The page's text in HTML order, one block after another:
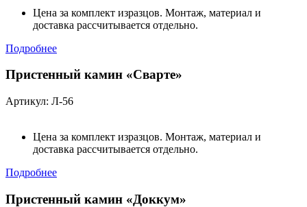
Цена за комплект изразцов. Монтаж, материал и
доставка рассчитывается отдельно.
Подробнее
Пристенный камин «Сварте»
Артикул: Л-56
Цена за комплект изразцов. Монтаж, материал и
доставка рассчитывается отдельно.
Подробнее
Пристенный камин «Доккум»